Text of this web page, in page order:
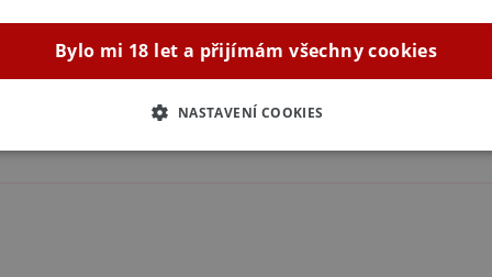
Guma a
Guma a
Bylo mi 18 let a přijímám všechny cookies
NASTAVENÍ COOKIES
NUTNÉ ANALYTICKÉ MARKETINGOVÉ